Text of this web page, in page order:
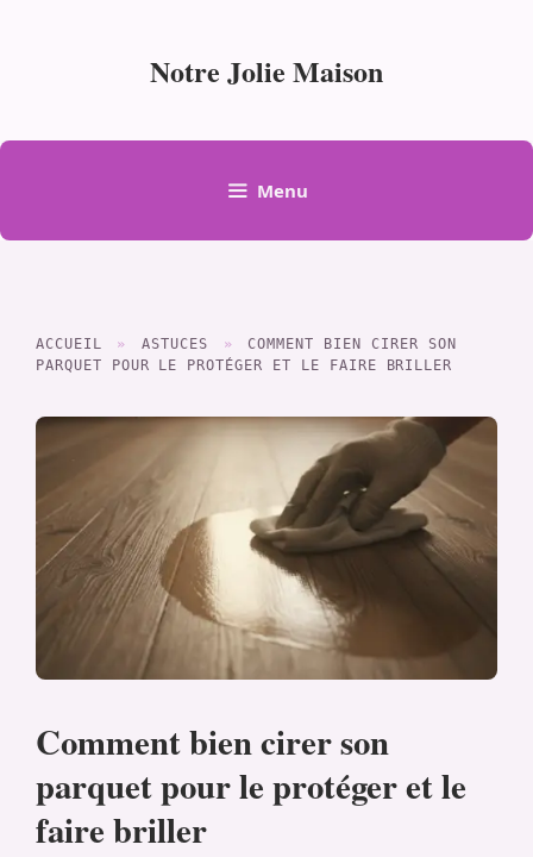
Notre Jolie Maison
Menu
ACCUEIL » ASTUCES »
COMMENT BIEN CIRER SON
PARQUET POUR LE PROTÉGER ET LE FAIRE BRILLER
Comment bien cirer son
parquet pour le protéger et le
faire briller